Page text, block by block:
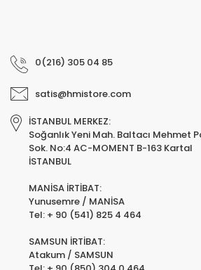
0(216) 305 04 85
satis@hmistore.com
İSTANBUL MERKEZ:
Soğanlık Yeni Mah. Baltacı Mehmet
Sok. No:4 AC-MOMENT B-163 Kartal
İSTANBUL
MANİSA İRTİBAT:
Yunusemre / MANİSA
Tel: + 90 (541) 825 4 464
SAMSUN İRTİBAT:
Atakum / SAMSUN